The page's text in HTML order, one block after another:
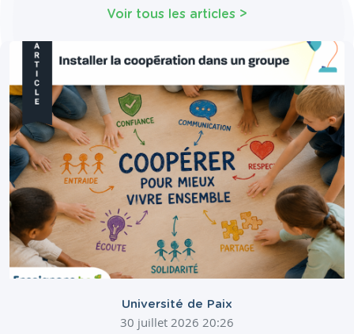
Voir tous les articles >
Université de Paix
30 juillet 2026 20:26